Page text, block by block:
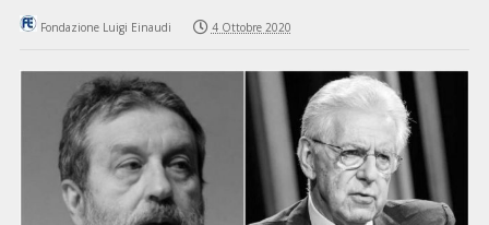
Fondazione Luigi Einaudi 4 Ottobre 2020